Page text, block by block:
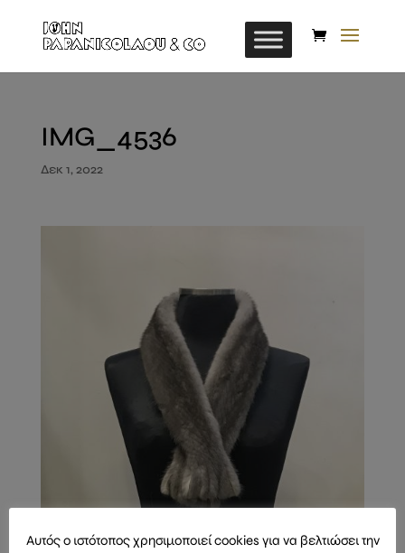
IMG_4536
Δεκ 1, 2022
Αυτός ο ιστότοπος χρησιμοποιεί cookies για να βελτιώσει την